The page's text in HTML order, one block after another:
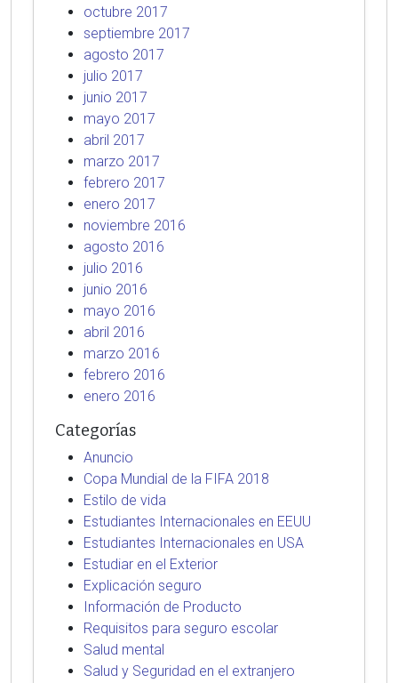
octubre 2017
septiembre 2017
agosto 2017
julio 2017
junio 2017
mayo 2017
abril 2017
marzo 2017
febrero 2017
enero 2017
noviembre 2016
agosto 2016
julio 2016
junio 2016
mayo 2016
abril 2016
marzo 2016
febrero 2016
enero 2016
Categorías
Anuncio
Copa Mundial de la FIFA 2018
Estilo de vida
Estudiantes Internacionales en EEUU
Estudiantes Internacionales en USA
Estudiar en el Exterior
Explicación seguro
Información de Producto
Requisitos para seguro escolar
Salud mental
Salud y Seguridad en el extranjero